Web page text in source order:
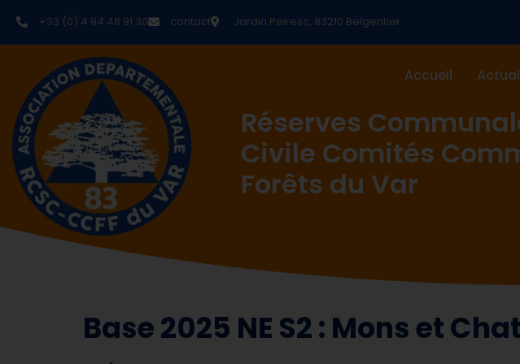
+33 (0) 4 94 48 91 30 contact Jardin Peiresc, 83210 Belgentier
Accueil
Réserves
Civile Comités
Forêts du Var
Base 2025 NE S2 : Mons et